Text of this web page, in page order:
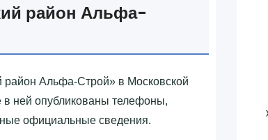
район Альфа-
район Альфа-Строй»‎ в Московской
ней опубликованы телефоны,
официальные сведения.